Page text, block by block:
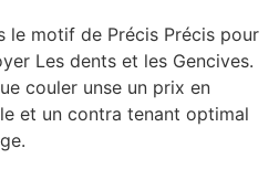
le motif de Précis Précis pour
Les dents et les Gencives.
couler unse un prix en
et un contra tenant optimal